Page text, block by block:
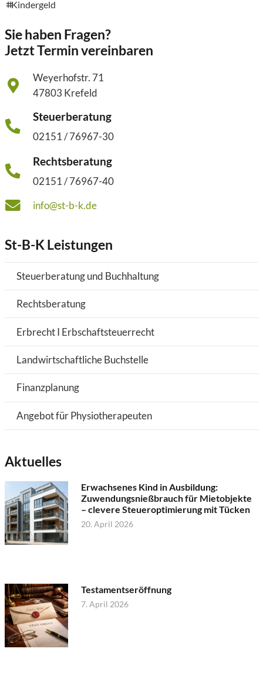
tags
Kindergeld
Sie haben Fragen?
Jetzt Termin vereinbaren
Weyerhofstr. 71
47803 Krefeld
Steuerberatung
02151 / 76967-30
Rechtsberatung
02151 / 76967-40
info@st-b-k.de
St-B-K Leistungen
Steuerberatung und Buchhaltung
Rechtsberatung
Erbrecht I Erbschaftsteuerrecht
Landwirtschaftliche Buchstelle
Finanzplanung
Angebot für Physiotherapeuten
Aktuelles
Erwachsenes Kind in Ausbildung:
Zuwendungsnießbrauch für Mietobjekte
– clevere Steueroptimierung mit Tücken
20. April 2026
Testamentseröffnung
7. April 2026